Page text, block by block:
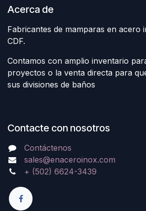
Acerca de
Fabricantes de mamparas en acero
CDF.
Contamos con amplio inventario
proyectos o la venta directa para
sus divisiones de baños
Contacte con nosotros
Contáctenos
sales@enaceroinox.com
+ (502) 6624-3439